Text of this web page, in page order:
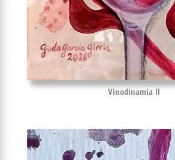
Vinodinamia II